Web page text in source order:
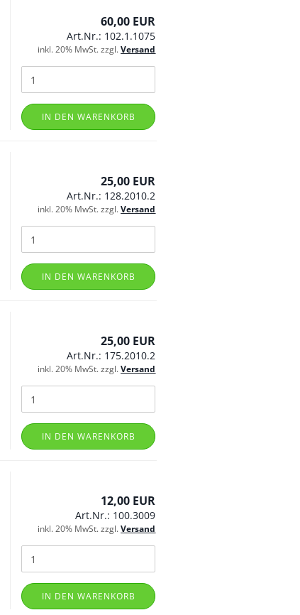
60,00 EUR
Art.Nr.: 102.1.1075
inkl. 20% MwSt. zzgl.Versand
IN DEN WARENKORB
25,00 EUR
Art.Nr.: 128.2010.2
inkl. 20% MwSt. zzgl.Versand
IN DEN WARENKORB
25,00 EUR
Art.Nr.: 175.2010.2
inkl. 20% MwSt. zzgl.Versand
IN DEN WARENKORB
12,00 EUR
Art.Nr.: 100.3009
inkl. 20% MwSt. zzgl.Versand
IN DEN WARENKORB